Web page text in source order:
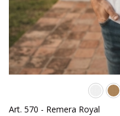
Art. 570 - Remera Royal